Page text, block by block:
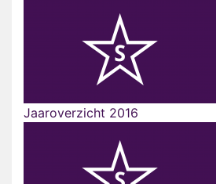
Jaaroverzicht 2016